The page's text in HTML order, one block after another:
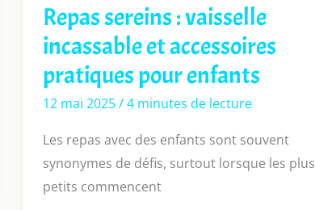
Repas sereins : vaisselle
incassable et accessoires
pratiques pour enfants
12 mai 2025/4 minutes de lecture
Les repas avec des enfants sont souvent
synonymes de défis, surtout lorsque les plus
petits commencent